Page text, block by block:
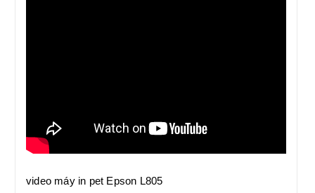
video máy in pet Epson L805